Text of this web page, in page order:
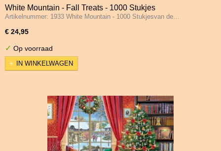
White Mountain - Fall Treats - 1000 Stukjes
Artikelnummer: 1933 White Mountain - 1000 Stukjesvan de…
€ 24,95
✓ Op voorraad
IN WINKELWAGEN